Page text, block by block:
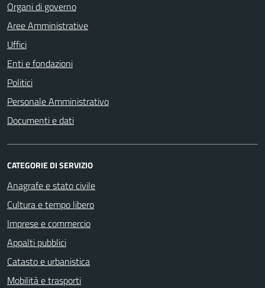
Organi di governo
Aree Amministrative
Uffici
Enti e fondazioni
Politici
Personale Amministrativo
Documenti e dati
CATEGORIE DI SERVIZIO
Anagrafe e stato civile
Cultura e tempo libero
Imprese e commercio
Appalti pubblici
Catasto e urbanistica
Mobilità e trasporti